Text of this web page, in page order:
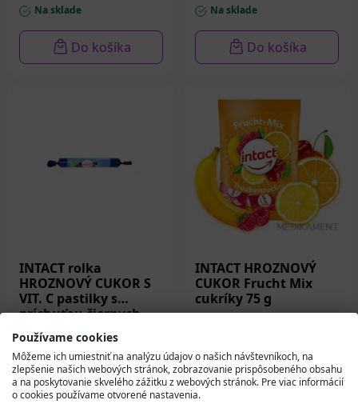
Na sklade
Do košíka
Na sklade
Do košíka
INTACT rolka
HROZNOVÝ CUKOR S
VIT. C pastilky s
príchuťou čiernych
ríbezlí 40 g
2,13 €
Na sklade
Do košíka
INTACT HROZNOVÝ
CUKOR Frucht Mix
cukríky 75 g
Na sklade
Používame cookies
Môžeme ich umiestniť na analýzu údajov o našich návštevníkoch, na
zlepšenie našich webových stránok, zobrazovanie prispôsobeného obsahu
a na poskytovanie skvelého zážitku z webových stránok. Pre viac informácií
o cookies používame otvorené nastavenia.